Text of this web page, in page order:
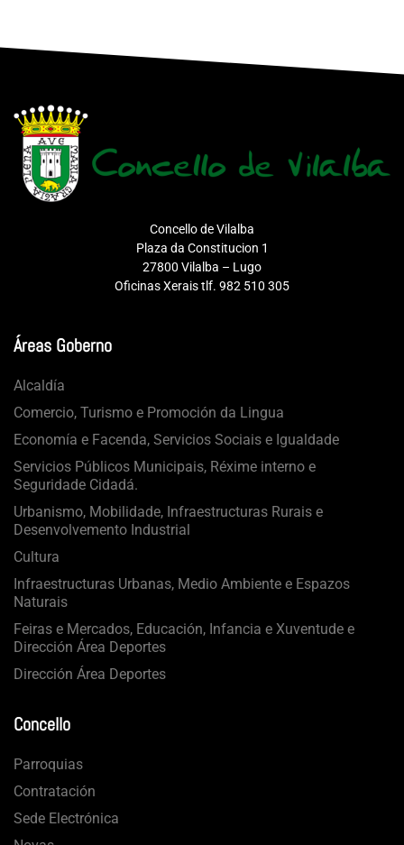
Concello de Vilalba
Plaza da Constitucion 1
27800 Vilalba – Lugo
Oficinas Xerais tlf. 982 510 305
Áreas Goberno
Alcaldía
Comercio, Turismo e Promoción da Lingua
Economía e Facenda, Servicios Sociais e Igualdade
Servicios Públicos Municipais, Réxime interno e
Seguridade Cidadá.
Urbanismo, Mobilidade, Infraestructuras Rurais e
Desenvolvemento Industrial
Cultura
Infraestructuras Urbanas, Medio Ambiente e Espazos
Naturais
Feiras e Mercados, Educación, Infancia e Xuventude e
Dirección Área Deportes
Dirección Área Deportes
Concello
Parroquias
Contratación
Sede Electrónica